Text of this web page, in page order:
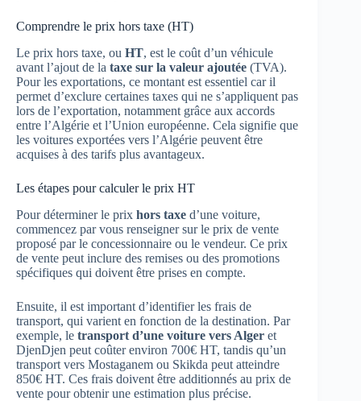
Comprendre le prix hors taxe (HT)
Le prix hors taxe, ou HT, est le coût d’un véhicule
avant l’ajout de la taxe sur la valeur ajoutée (TVA).
Pour les exportations, ce montant est essentiel car il
permet d’exclure certaines taxes qui ne s’appliquent pas
lors de l’exportation, notamment grâce aux accords
entre l’Algérie et l’Union européenne. Cela signifie que
les voitures exportées vers l’Algérie peuvent être
acquises à des tarifs plus avantageux.
Les étapes pour calculer le prix HT
Pour déterminer le prix hors taxe d’une voiture,
commencez par vous renseigner sur le prix de vente
proposé par le concessionnaire ou le vendeur. Ce prix
de vente peut inclure des remises ou des promotions
spécifiques qui doivent être prises en compte.
Ensuite, il est important d’identifier les frais de
transport, qui varient en fonction de la destination. Par
exemple, le transport d’une voiture vers Alger et
DjenDjen peut coûter environ 700€ HT, tandis qu’un
transport vers Mostaganem ou Skikda peut atteindre
850€ HT. Ces frais doivent être additionnés au prix de
vente pour obtenir une estimation plus précise.